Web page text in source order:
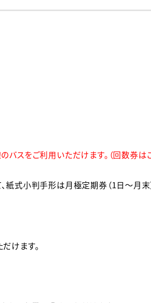
スをご利用いただけます。（回数券は
式小判手形は月極定期券（1日～月末
けます。